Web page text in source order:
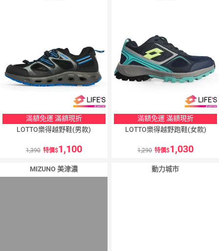
滿額免運 滿額現折
LOTTO樂得越野鞋(男款)
1,390 特價 1,100
滿額免運 滿額現折
LOTTO樂得越野跑鞋(女款)
1,290 特價 1,030
MIZUNO 美津濃 動力城市